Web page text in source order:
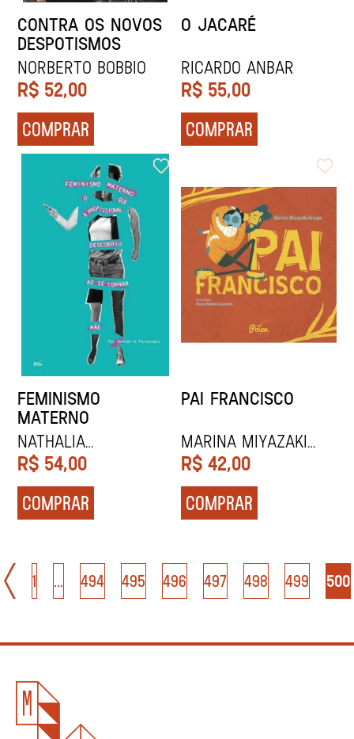
CONTRA OS NOVOS
DESPOTISMOS
Norberto Bobbio
R$ 52,00
COMPRAR
O JACARÉ
RICARDO ANBAR
R$ 55,00
COMPRAR
FEMINISMO
MATERNO
NATHALIA
FERNANDES
R$ 54,00
COMPRAR
PAI FRANCISCO
MARINA MIYAZAKI
ARAÚJO
R$ 42,00
COMPRAR
1 ... 494 495 496 497 498 499 500